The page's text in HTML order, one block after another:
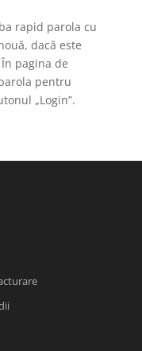
rapid parola cu
dacă este
pagina de
pentru
„Login”.